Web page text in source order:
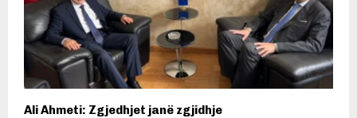
Ali Ahmeti: Zgjedhjet janë zgjidhje